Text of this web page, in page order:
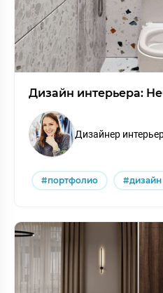
Дизайн интерьера:
Дизайнер
#портфолио #дизайн